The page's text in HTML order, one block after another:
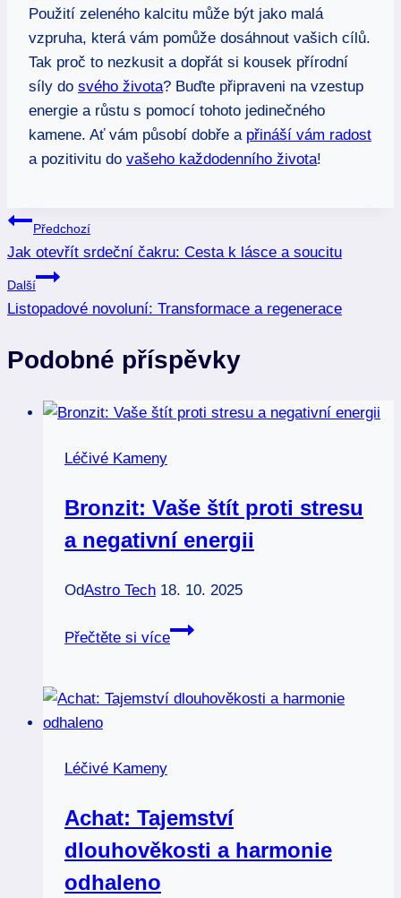
Použití zeleného kalcitu může být jako malá
vzpruha, která vám pomůže dosáhnout vašich cílů.
Tak proč to nezkusit a dopřát si kousek přírodní
síly do svého života? Buďte připraveni na vzestup
energie a růstu s pomocí tohoto jedinečného
kamene. Ať vám působí dobře a přináší vám radost
a pozitivitu do vašeho každodenního života!
Navigace
pro
příspěvek
Předchozí
Jak otevřít srdeční čakru: Cesta k lásce a soucitu
Další
Listopadové novoluní: Transformace a regenerace
Podobné příspěvky
Léčivé Kameny
Bronzit: Vaše štít proti stresu
a negativní energii
OdAstro Tech 18. 10. 2025
Přečtěte si více
Bronzit:
proti
Léčivé Kameny
Achat: Tajemství
dlouhověkosti a harmonie
odhaleno